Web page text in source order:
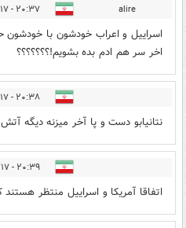
alire ۲۰:۳۷ - ۱۴۰۵/۰۳/۱۷
اسراییل و اعراب خودشون با
اخر سر هم ادم بده بشویم!؟؟؟؟؟؟؟
۲۰:۳۸ - ۱۴۰۵/۰۳/۱۷
نتانیابو دست و پا آخر میزنه دیگه
۲۰:۳۹ - ۱۴۰۵/۰۳/۱۷
اتفاقا آمریکا و اسراییل منتظر هستند